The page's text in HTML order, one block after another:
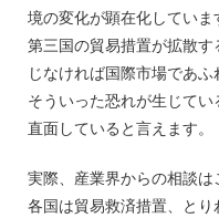
境の変化が顕在化してい
第三国の貿易措置が拡散
じなければ国際市場であふ
そういった恐れが生じて
直面していると言えます。
実際、産業界からの相談
各国は貿易救済措置、と